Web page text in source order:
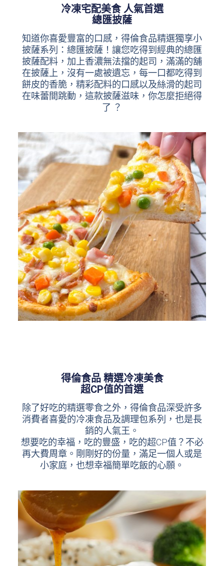
冷凍宅配美食 人氣首選
總匯披薩
知道你喜愛豐富的口感，得倫食品精選獨享小
披薩系列：總匯披薩！讓您吃得到經典的總匯
披薩配料，加上香濃無法擋的起司，滿滿的舖
在披薩上，沒有一處被遺忘，每一口都吃得到
餅皮的香脆，精彩配料的口感以及絲滑的起司
在味蕾間跳動，這款披薩滋味，你怎麼拒絕得
了 ？
得倫食品 精選冷凍美食
超CP值的首選
除了好吃的精選零食之外，得倫食品深受許多
消費者喜愛的冷凍食品及調理包系列，也是長
銷的人氣王。
想要吃的幸福，吃的豐盛，吃的超CP值？不必
再大費周章。剛剛好的份量，滿足一個人或是
小家庭，也想幸福簡單吃飯的心願。